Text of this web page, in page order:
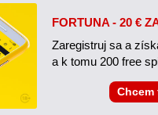
FORTUNA - 20 €
Zaregistruj sa a
a k tomu 200 free
Chcem